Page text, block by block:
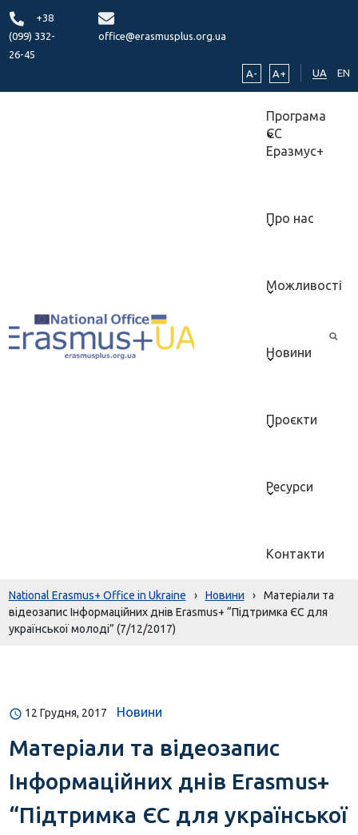
+38
(099) 332-
26-45
office@erasmusplus.org.ua
A- A+ UA EN
Програма
ЄС
Еразмус+
Про нас
Можливості
Новини
Проєкти
Ресурси
Контакти
National Erasmus+ Office in Ukraine › Новини ›
Матеріали та
відеозапис Інформаційних днів Erasmus+ “Підтримка ЄС для
української молоді” (7/12/2017)
12 Грудня, 2017 Новини
Матеріали та відеозапис
Інформаційних днів Erasmus+
“Підтримка ЄС для української